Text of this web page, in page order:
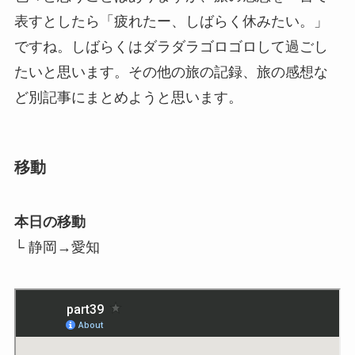
表すとしたら「疲れたー、しばらく休みたい。」
ですね。しばらくはダラダラゴロゴロして過ごし
たいと思います。その他の旅の記録、旅の感想な
ど別記事にまとめようと思います。
移動
本日の移動
└ 静岡→愛知